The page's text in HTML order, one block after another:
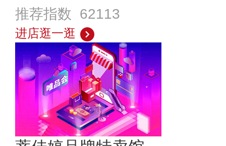
推荐指数 62113
进店逛一逛